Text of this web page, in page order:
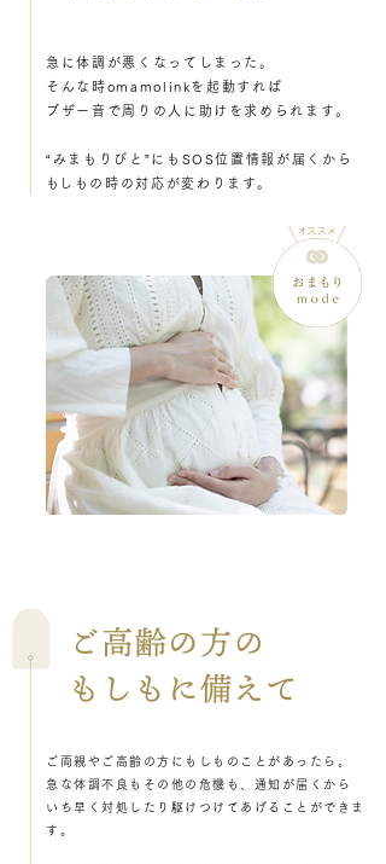
急に体調が悪くなってしまった。
そんな時omamolinkを起動すれば
ブザー音で周りの人に助けを求められます。
“みまもりびと”にもSOS位置情報が届くから
​もしもの時の対応が変わります。
ご両親やご高齢の方にもしものことがあったら。
急な体調不良もその他の危機も、通知が届くから
いち早く対処したり駆けつけてあげることができま
す。